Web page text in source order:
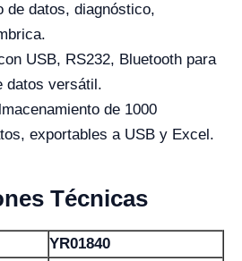
de datos, diagnóstico,
USB, RS232, Bluetooth para
datos versátil.
de 1000
exportables a USB y Excel.
Técnicas
YR01840